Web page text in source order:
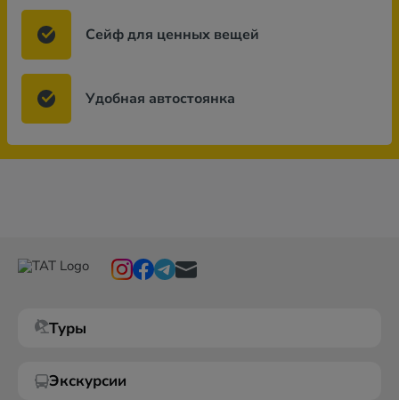
Сейф для ценных вещей
Удобная автостоянка
Туры
Экскурсии